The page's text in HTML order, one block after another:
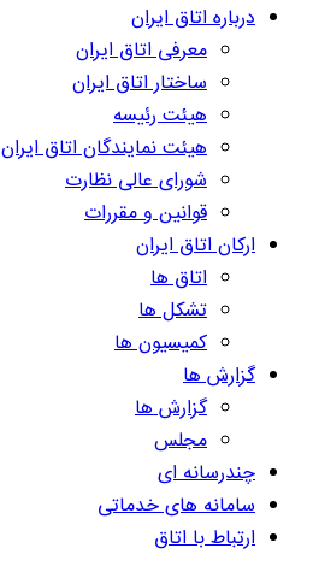
درباره اتاق ایران
معرفی اتاق ایران
ساختار اتاق ایران
هیئت رئیسه
هیئت نمایندگان اتاق ایران
شورای عالی نظارت
قوانین و مقررات
ارکان اتاق ایران
اتاق ها
تشکل ها
کمیسیون ها
گزارش ها
گزارش ها
مجلس
چندرسانه ای
سامانه های خدماتی
ارتباط با اتاق